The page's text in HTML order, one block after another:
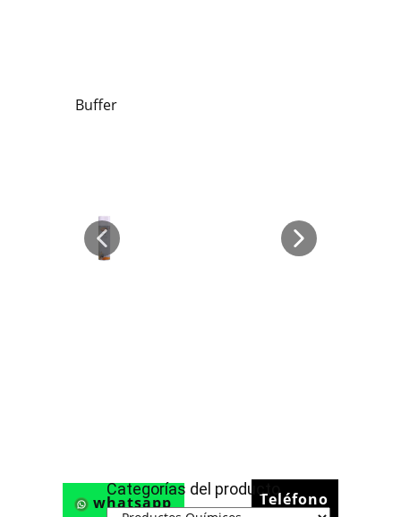
Buffer
whatsapp Teléfono
Categorías del producto